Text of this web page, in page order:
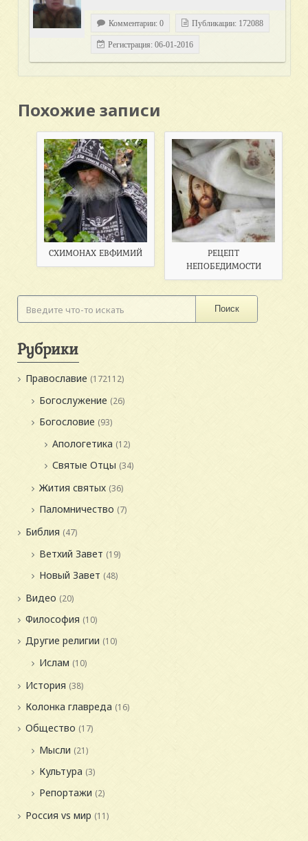
Комментарии: 0 Публикации: 172088
Регистрация: 06-01-2016
Похожие записи
СХИМОНАХ ЕВФИМИЙ
РЕЦЕПТ
НЕПОБЕДИМОСТИ
Поиск
Рубрики
Православие (172112)
Богослужение (26)
Богословие (93)
Апологетика (12)
Святые Отцы (34)
Жития святых (36)
Паломничество (7)
Библия (47)
Ветхий Завет (19)
Новый Завет (48)
Видео (20)
Философия (10)
Другие религии (10)
Ислам (10)
История (38)
Колонка главреда (16)
Общество (17)
Мысли (21)
Культура (3)
Репортажи (2)
Россия vs мир (11)